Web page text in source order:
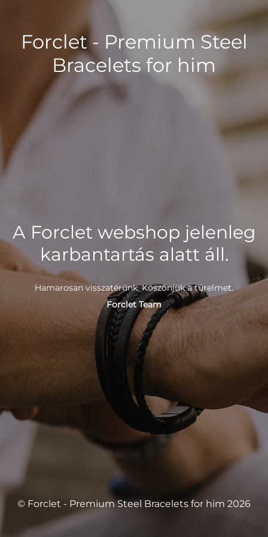
Forclet - Premium Steel
Bracelets for him
A Forclet webshop jelenleg
karbantartás alatt áll.
Hamarosan visszatérünk. Köszönjük a türelmet.
Forclet Team
© Forclet - Premium Steel Bracelets for him 2026